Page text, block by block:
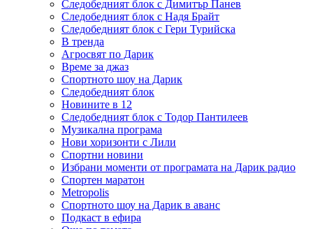
Следобедният блок с Димитър Панев
Следобедният блок с Надя Брайт
Следобедният блок с Гери Турийска
В тренда
Агросвят по Дарик
Време за джаз
Спортното шоу на Дарик
Следобедният блок
Новините в 12
Следобедният блок с Тодор Пантилеев
Музикална програма
Нови хоризонти с Лили
Спортни новини
Избрани моменти от програмата на Дарик радио
Спортен маратон
Metropolis
Спортното шоу на Дарик в аванс
Подкаст в ефира